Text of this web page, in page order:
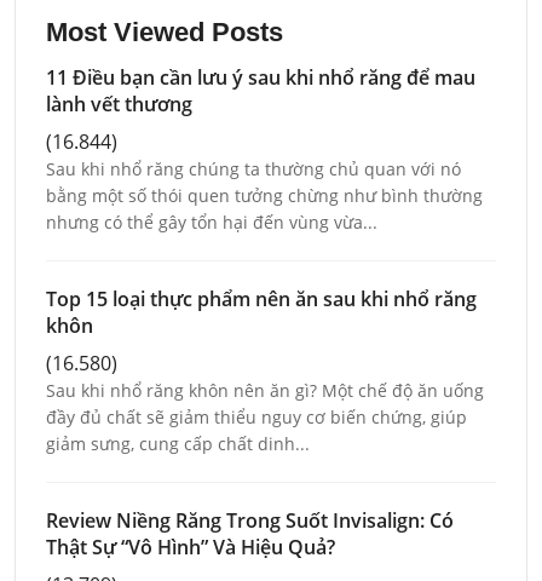
Most Viewed Posts
11 Điều bạn cần lưu ý sau khi nhổ răng để mau
lành vết thương
(16.844)
Sau khi nhổ răng chúng ta thường chủ quan với nó
bằng một số thói quen tưởng chừng như bình thường
nhưng có thể gây tổn hại đến vùng vừa...
Top 15 loại thực phẩm nên ăn sau khi nhổ răng
khôn
(16.580)
Sau khi nhổ răng khôn nên ăn gì? Một chế độ ăn uống
đầy đủ chất sẽ giảm thiểu nguy cơ biến chứng, giúp
giảm sưng, cung cấp chất dinh...
Review Niềng Răng Trong Suốt Invisalign: Có
Thật Sự “Vô Hình” Và Hiệu Quả?